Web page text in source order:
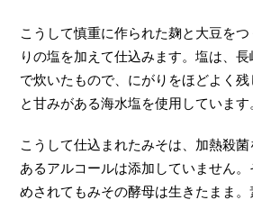
こうして慎重に作られた麹と大豆を
りの塩を加えて仕込みます。塩は、
で炊いたもので、にがりをほどよく
と甘みがある海水塩を使用しています
こうして仕込まれたみそは、加熱殺
あるアルコールは添加していません
めされてもみその酵母は生きたまま。